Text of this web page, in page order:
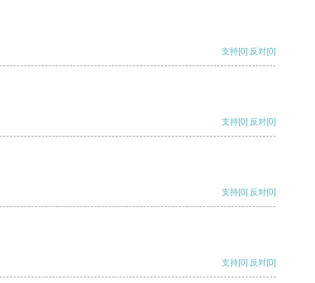
支持[0] 反对[0]
支持[0] 反对[0]
支持[0] 反对[0]
支持[0] 反对[0]